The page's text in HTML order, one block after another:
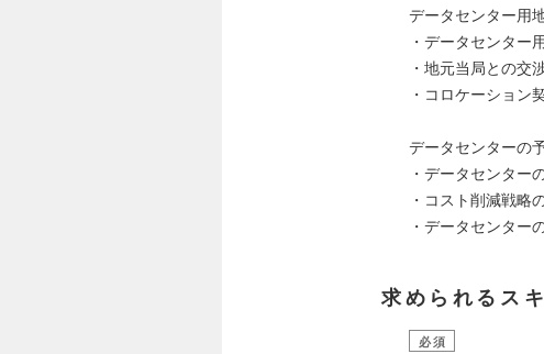
データセンター用
・データセンター
・地元当局との交
・コロケーション
データセンターの
・データセンター
・コスト削減戦略
・データセンター
求められるス
必須